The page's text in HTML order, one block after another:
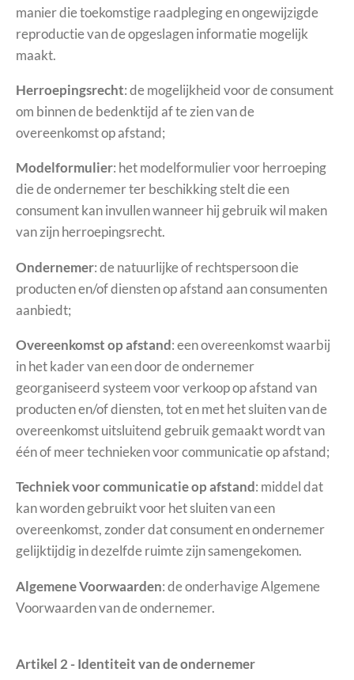
manier die toekomstige raadpleging en ongewijzigde
reproductie van de opgeslagen informatie mogelijk
maakt.
Herroepingsrecht: de mogelijkheid voor de consument
om binnen de bedenktijd af te zien van de
overeenkomst op afstand;
Modelformulier: het modelformulier voor herroeping
die de ondernemer ter beschikking stelt die een
consument kan invullen wanneer hij gebruik wil maken
van zijn herroepingsrecht.
Ondernemer: de natuurlijke of rechtspersoon die
producten en/of diensten op afstand aan consumenten
aanbiedt;
Overeenkomst op afstand: een overeenkomst waarbij
in het kader van een door de ondernemer
georganiseerd systeem voor verkoop op afstand van
producten en/of diensten, tot en met het sluiten van de
overeenkomst uitsluitend gebruik gemaakt wordt van
één of meer technieken voor communicatie op afstand;
Techniek voor communicatie op afstand: middel dat
kan worden gebruikt voor het sluiten van een
overeenkomst, zonder dat consument en ondernemer
gelijktijdig in dezelfde ruimte zijn samengekomen.
Algemene Voorwaarden: de onderhavige Algemene
Voorwaarden van de ondernemer.
Artikel 2 - Identiteit van de ondernemer